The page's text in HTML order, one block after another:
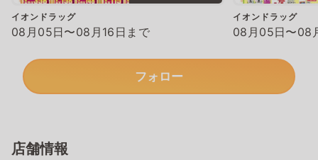
イオンドラッグ
08月05日〜08月16日まで
イオンドラッグ
08月05日〜08
フォロー
店舗情報